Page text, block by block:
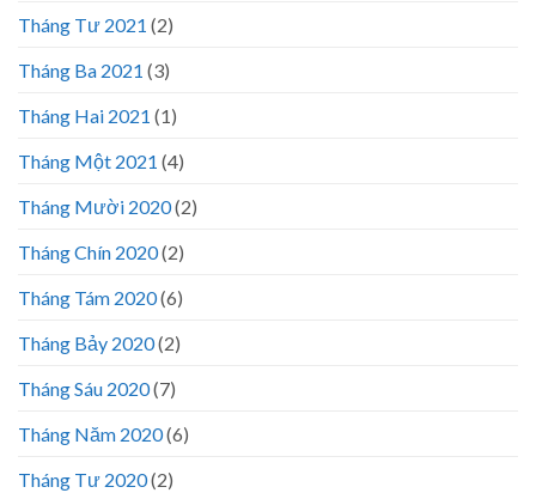
Tháng Tư 2021 (2)
Tháng Ba 2021 (3)
Tháng Hai 2021 (1)
Tháng Một 2021 (4)
Tháng Mười 2020(2)
Tháng Chín 2020(2)
Tháng Tám 2020(6)
Tháng Bảy 2020(2)
Tháng Sáu 2020(7)
Tháng Năm 2020(6)
Tháng Tư 2020(2)